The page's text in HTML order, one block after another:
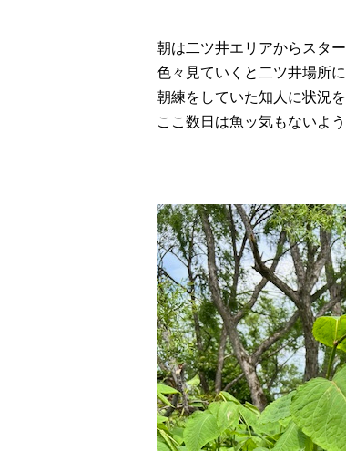
朝は二ツ井エリアからスタ
色々見ていくと二ツ井場所
朝練をしていた知人に状況
ここ数日は魚ッ気もないよ